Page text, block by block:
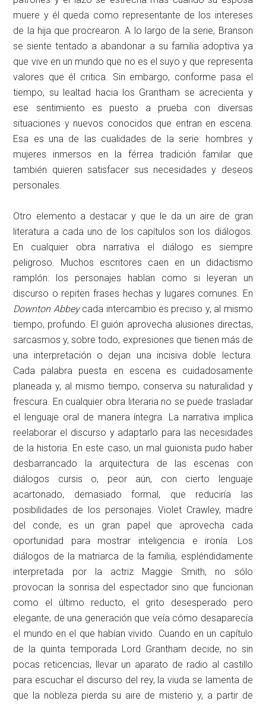
muere y él queda como representante de los intereses
de la hija que procrearon. A lo largo de la serie, Branson
se siente tentado a abandonar a su familia adoptiva ya
que vive en un mundo que no es el suyo y que representa
valores que él critica. Sin embargo, conforme pasa el
tiempo, su lealtad hacia los Grantham se acrecienta y
ese sentimiento es puesto a prueba con diversas
situaciones y nuevos conocidos que entran en escena.
Esa es una de las cualidades de la serie: hombres y
mujeres inmersos en la férrea tradición familar que
también quieren satisfacer sus necesidades y deseos
personales.
Otro elemento a destacar y que le da un aire de gran
literatura a cada uno de los capítulos son los diálogos.
En cualquier obra narrativa el diálogo es siempre
peligroso. Muchos escritores caen en un didactismo
ramplón: los personajes hablan como si leyeran un
discurso o repiten frases hechas y lugares comunes. En
Downton Abbeycada intercambio es preciso y, al mismo
tiempo, profundo. El guión aprovecha alusiones directas,
sarcasmos y, sobre todo, expresiones que tienen más de
una interpretación o dejan una incisiva doble lectura.
Cada palabra puesta en escena es cuidadosamente
planeada y, al mismo tiempo, conserva su naturalidad y
frescura. En cualquier obra literaria no se puede trasladar
el lenguaje oral de manera íntegra. La narrativa implica
reelaborar el discurso y adaptarlo para las necesidades
de la historia. En este caso, un mal guionista pudo haber
desbarrancado la arquitectura de las escenas con
diálogos cursis o, peor aún, con cierto lenguaje
acartonado, demasiado formal, que reduciría las
posibilidades de los personajes. Violet Crawley, madre
del conde, es un gran papel que aprovecha cada
oportunidad para mostrar inteligencia e ironía. Los
diálogos de la matriarca de la familia, espléndidamente
interpretada por la actriz Maggie Smith, no sólo
provocan la sonrisa del espectador sino que funcionan
como el último reducto, el grito desesperado pero
elegante, de una generación que veía cómo desaparecía
el mundo en el que habían vivido. Cuando en un capítulo
de la quinta temporada Lord Grantham decide, no sin
pocas reticencias, llevar un aparato de radio al castillo
para escuchar el discurso del rey, la viuda se lamenta de
que la nobleza pierda su aire de misterio y, a partir de